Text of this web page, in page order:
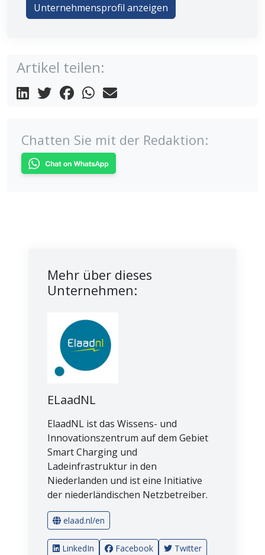
Unternehmensprofil anzeigen
Artikel teilen:
Chatten Sie mit der Redaktion:
Mehr über dieses
Unternehmen:
ELaadNL
ElaadNL ist das Wissens- und
Innovationszentrum auf dem Gebiet
Smart Charging und
Ladeinfrastruktur in den
Niederlanden und ist eine Initiative
der niederländischen Netzbetreiber.
elaad.nl/en
LinkedIn Facebook Twitter